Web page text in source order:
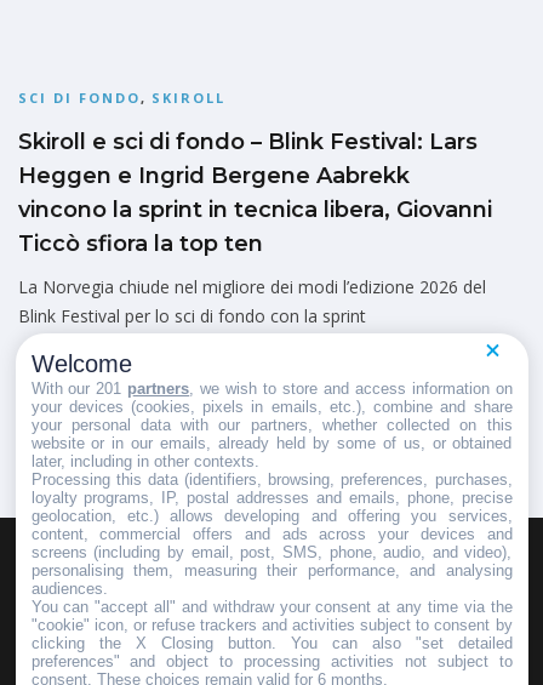
SCI DI FONDO, SKIROLL
Skiroll e sci di fondo – Blink Festival: Lars
Heggen e Ingrid Bergene Aabrekk
vincono la sprint in tecnica libera, Giovanni
Ticcò sfiora la top ten
La Norvegia chiude nel migliore dei modi l’edizione 2026 del
Blink Festival per lo sci di fondo con la sprint
Marco Cangelli
Pubblicato il8 Agosto 2026
HOMEPAGE
PUBBLICITÀSCRIVI AL DIRETTORE
Welcome
With our 201 partners , we wish to store and access information on
your devices (cookies, pixels in emails, etc.), combine and share
your personal data with our partners, whether collected on this
website or in our emails, already held by some of us, or obtained
later, including in other contexts.
Processing this data (identifiers, browsing, preferences, purchases,
loyalty programs, IP, postal addresses and emails, phone, precise
geolocation, etc.) allows developing and offering you services,
content, commercial offers and ads across your devices and
screens (including by email, post, SMS, phone, audio, and video),
personalising them, measuring their performance, and analysing
audiences.
You can "accept all" and withdraw your consent at any time via the
"cookie" icon, or refuse trackers and activities subject to consent by
clicking the X Closing button. You can also "set detailed
preferences" and object to processing activities not subject to
consent. These choices remain valid for 6 months.